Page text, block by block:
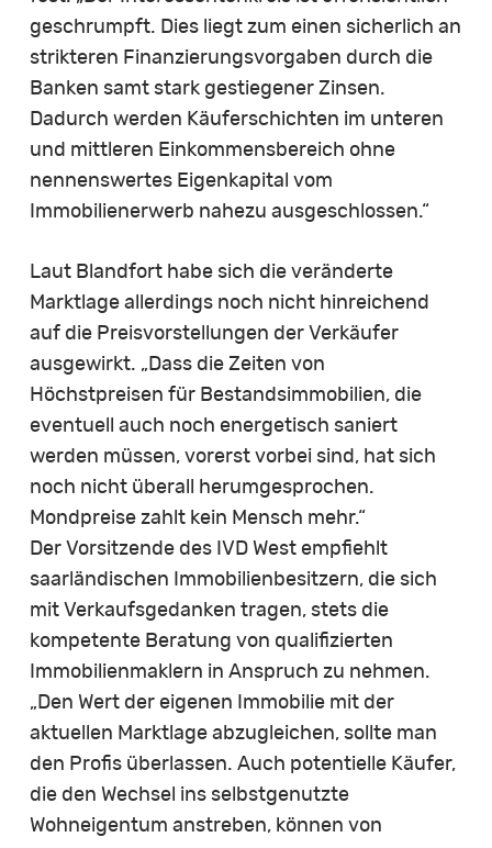
geschrumpft. Dies liegt zum einen sicherlich an
strikteren Finanzierungsvorgaben durch die
Banken samt stark gestiegener Zinsen.
Dadurch werden Käuferschichten im unteren
und mittleren Einkommensbereich ohne
nennenswertes Eigenkapital vom
Immobilienerwerb nahezu ausgeschlossen.“
Laut Blandfort habe sich die veränderte
Marktlage allerdings noch nicht hinreichend
auf die Preisvorstellungen der Verkäufer
ausgewirkt. „Dass die Zeiten von
Höchstpreisen für Bestandsimmobilien, die
eventuell auch noch energetisch saniert
werden müssen, vorerst vorbei sind, hat sich
noch nicht überall herumgesprochen.
Mondpreise zahlt kein Mensch mehr.“
Der Vorsitzende des IVD West empfiehlt
saarländischen Immobilienbesitzern, die sich
mit Verkaufsgedanken tragen, stets die
kompetente Beratung von qualifizierten
Immobilienmaklern in Anspruch zu nehmen.
„Den Wert der eigenen Immobilie mit der
aktuellen Marktlage abzugleichen, sollte man
den Profis überlassen. Auch potentielle Käufer,
die den Wechsel ins selbstgenutzte
Wohneigentum anstreben, können von